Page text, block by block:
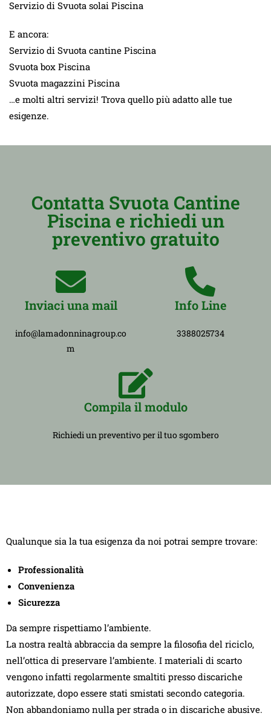
Servizio di Svuota solai Piscina
E ancora:
Servizio di Svuota cantine Piscina
Svuota box Piscina
Svuota magazzini Piscina
…e molti altri servizi! Trova quello più adatto alle tue
esigenze.
Contatta Svuota Cantine
Piscina e richiedi un
preventivo gratuito
Inviaci una mail
info@lamadonninagroup.co
m
Info Line
3388025734
Compila il modulo
Richiedi un preventivo per il tuo sgombero
Qualunque sia la tua esigenza da noi potrai sempre trovare:
Professionalità
Convenienza
Sicurezza
Da sempre rispettiamo l’ambiente.
La nostra realtà abbraccia da sempre la filosofia del riciclo,
nell’ottica di preservare l’ambiente. I materiali di scarto
vengono infatti regolarmente smaltiti presso discariche
autorizzate, dopo essere stati smistati secondo categoria.
Non abbandoniamo nulla per strada o in discariche abusive.